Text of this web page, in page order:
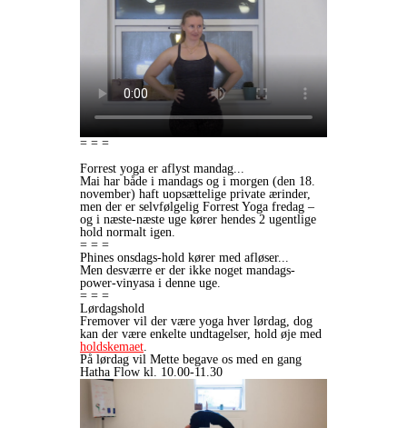
= = =
Forrest yoga er aflyst mandag...
Mai har både i mandags og i morgen (den 18.
november) haft uopsættelige private ærinder,
men der er selvfølgelig Forrest Yoga fredag –
og i næste-næste uge kører hendes 2 ugentlige
hold normalt igen.
= = =
Phines onsdags-hold kører med afløser...
Men desværre er der ikke noget mandags-
power-vinyasa i denne uge.
= = =
Lørdagshold
Fremover vil der være yoga hver lørdag, dog
kan der være enkelte undtagelser, hold øje med
holdskemaet.
På lørdag vil Mette begave os med en gang
Hatha Flow kl. 10.00-11.30